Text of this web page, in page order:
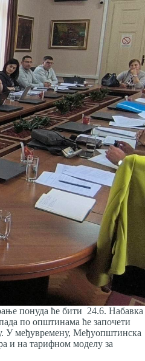
понуда ће бити 24.6. Набавка
по општинама ће започети
У међувремену, Међуопштинска
и на тарифном моделу за